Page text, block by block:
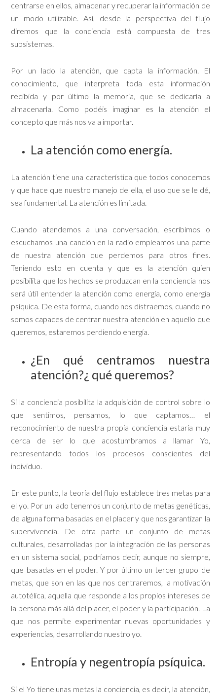
centrarse en ellos, almacenar y recuperar la información de
un modo utilizable. Así, desde la perspectiva del flujo
diremos que la conciencia está compuesta de tres
subsistemas.
Por un lado la atención, que capta la información. El
conocimiento, que interpreta toda esta información
recibida y por último la memoria, que se dedicaría a
almacenarla. Como podéis imaginar es la atención el
concepto que más nos va a importar.
La atención como energía.
La atención tiene una característica que todos conocemos
y que hace que nuestro manejo de ella, el uso que se le dé,
sea fundamental. La atención es limitada.
Cuando atendemos a una conversación, escribimos o
escuchamos una canción en la radio empleamos una parte
de nuestra atención que perdemos para otros fines.
Teniendo esto en cuenta y que es la atención quien
posibilita que los hechos se produzcan en la conciencia nos
será útil entender la atención como energía, como energía
psíquica. De esta forma, cuando nos distraemos, cuando no
somos capaces de centrar nuestra atención en aquello que
queremos, estaremos perdiendo energía.
¿En qué centramos nuestra
atención?¿ qué queremos?
Si la conciencia posibilita la adquisición de control sobre lo
que sentimos, pensamos, lo que captamos… el
reconocimiento de nuestra propia conciencia estaría muy
cerca de ser lo que acostumbramos a llamar Yo,
representando todos los procesos conscientes del
individuo.
En este punto, la teoría del flujo establece tres metas para
el yo. Por un lado tenemos un conjunto de metas genéticas,
de alguna forma basadas en el placer y que nos garantizan la
supervivencia. De otra parte un conjunto de metas
culturales, desarrolladas por la integración de las personas
en un sistema social, podríamos decir, aunque no siempre,
que basadas en el poder. Y por último un tercer grupo de
metas, que son en las que nos centraremos, la motivación
autotélica, aquella que responde a los propios intereses de
la persona más allá del placer, el poder y la participación. La
que nos permite experimentar nuevas oportunidades y
experiencias, desarrollando nuestro yo.
Entropía y negentropía psíquica.
Si el Yo tiene unas metas la conciencia, es decir, la atención,